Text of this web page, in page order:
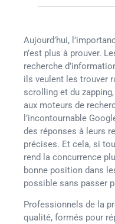
Aujourd’hui,
n’est plus à prouver.
recherche
ils veulent les trouver
scrolling et du
aux moteurs de
l’incontournable
des réponses à leurs
précises. Et cela, si
rend la concurrence
bonne position dans
possible sans passer
Professionnels de la
qualité, formés pour